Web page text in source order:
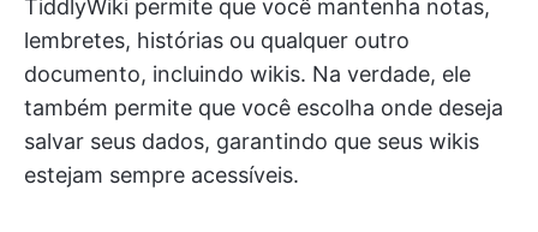
TiddlyWiki permite que você mantenha notas,
lembretes, histórias ou qualquer outro
documento, incluindo wikis. Na verdade, ele
também permite que você escolha onde deseja
salvar seus dados, garantindo que seus wikis
estejam sempre acessíveis.